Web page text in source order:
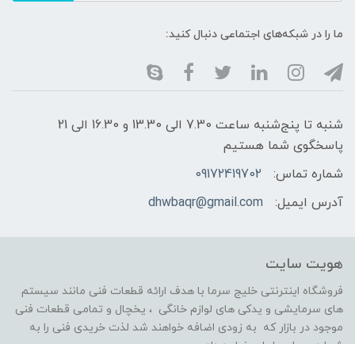
ما را در شبکه‌های اجتماعی دنبال کنید:
شنبه تا پنج‌شنبه ساعت 7.30 الی 13.30 و 16.30 الی 21
پاسخگوی شما هستیم
شماره تماس:
09172419702
آدرس ایمیل:
dhwbaqr@gmail.com
هویت سایت
فروشگاه اینترنتی خلیج سرما با هدف ارائه قطعات فنی مانند سیستم
های سرمایشی و یدکی های لوازم خانگی ، یخچال و تمامی قطعات فنی
موجود در بازار که به زودی اضافه خواهند شد لذت خریدی فنی را به